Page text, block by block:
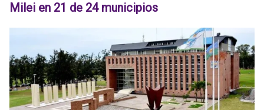
Milei en 21 de 24 municipios